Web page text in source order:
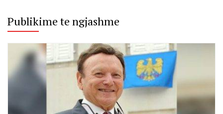
Publikime te ngjashme